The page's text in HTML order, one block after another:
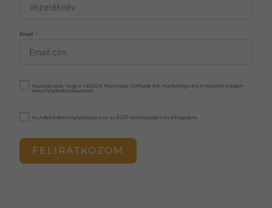
Email
Hozzájárulok, hogy a HEDON Kézműves Sörfőzde Kft. marketing célú emaileket küldjön
nekem/vállalkozásomnak.
Az Adatvédelmi nyilatkozatot és az ÁSZF-et elolvastam és elfogadom.
FELIRATKOZOM